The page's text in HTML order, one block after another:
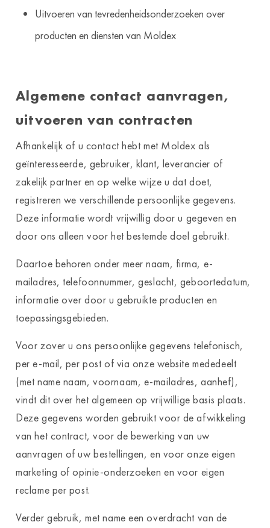
Uitvoeren van tevredenheidsonderzoeken over
producten en diensten van Moldex
Algemene contact aanvragen,
uitvoeren van contracten
Afhankelijk of u contact hebt met Moldex als
geïnteresseerde, gebruiker, klant, leverancier of
zakelijk partner en op welke wijze u dat doet,
registreren we verschillende persoonlijke gegevens.
Deze informatie wordt vrijwillig door u gegeven en
door ons alleen voor het bestemde doel gebruikt.
Daartoe behoren onder meer naam, firma, e-
mailadres, telefoonnummer, geslacht, geboortedatum,
informatie over door u gebruikte producten en
toepassingsgebieden.
Voor zover u ons persoonlijke gegevens telefonisch,
per e-mail, per post of via onze website mededeelt
(met name naam, voornaam, e-mailadres, aanhef),
vindt dit over het algemeen op vrijwillige basis plaats.
Deze gegevens worden gebruikt voor de afwikkeling
van het contract, voor de bewerking van uw
aanvragen of uw bestellingen, en voor onze eigen
marketing of opinie-onderzoeken en voor eigen
reclame per post.
Verder gebruik, met name een overdracht van de